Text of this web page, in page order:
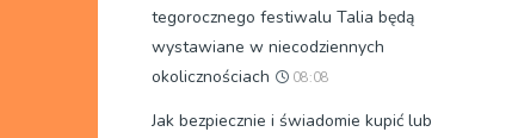
tegorocznego festiwalu Talia będą
wystawiane w niecodziennych
okolicznościach
08:08
Jak bezpiecznie i świadomie kupić lub